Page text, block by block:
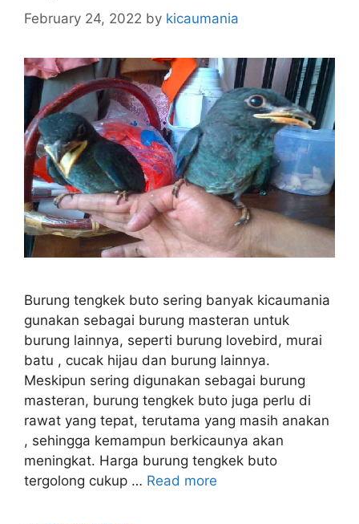
February 24, 2022 by kicaumania
Burung tengkek buto sering banyak kicaumania
gunakan sebagai burung masteran untuk
burung lainnya, seperti burung lovebird, murai
batu , cucak hijau dan burung lainnya.
Meskipun sering digunakan sebagai burung
masteran, burung tengkek buto juga perlu di
rawat yang tepat, terutama yang masih anakan
, sehingga kemampun berkicaunya akan
meningkat. Harga burung tengkek buto
tergolong cukup … Read more